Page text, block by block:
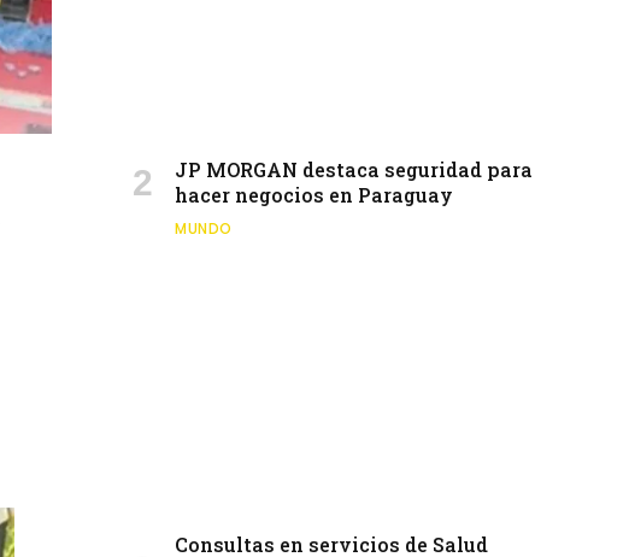
JP MORGAN destaca seguridad para
hacer negocios en Paraguay
MUNDO
Consultas en servicios de Salud